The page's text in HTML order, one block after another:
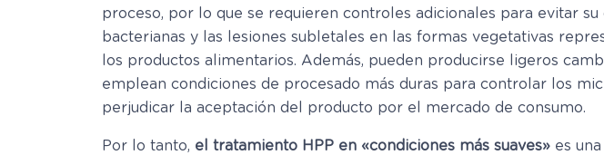
proceso, por lo que se requieren controles adicionales para evitar
bacterianas y las lesiones subletales en las formas vegetativas
los productos alimentarios. Además, pueden producirse ligeros
emplean condiciones de procesado más duras para controlar los
perjudicar la aceptación del producto por el mercado de consumo.
Por lo tanto, el tratamiento HPP en «condiciones más suaves» es